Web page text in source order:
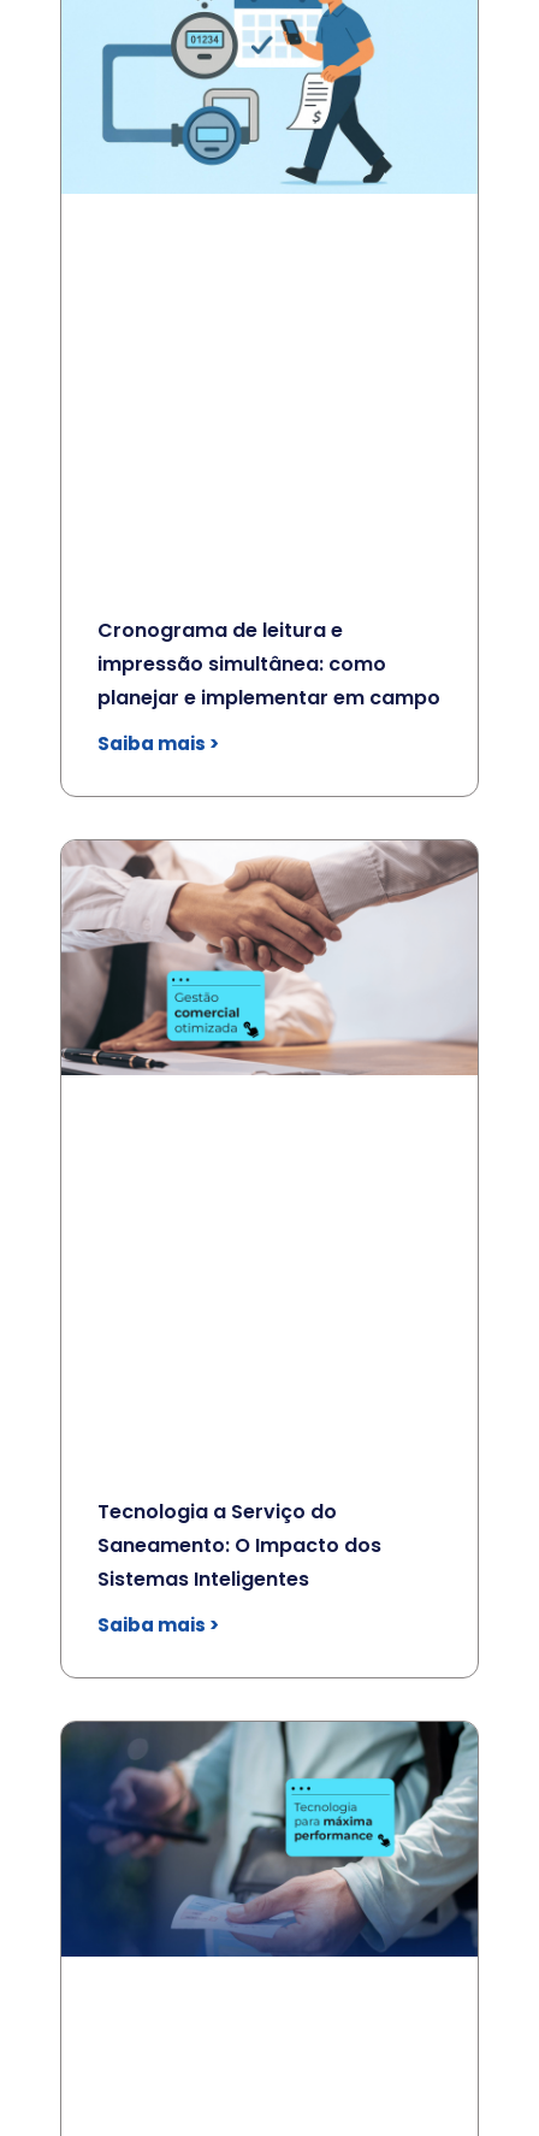
Cronograma de leitura e
impressão simultânea: como
planejar e implementar em campo
Saiba mais >
Tecnologia a Serviço do
Saneamento: O Impacto dos
Sistemas Inteligentes
Saiba mais >